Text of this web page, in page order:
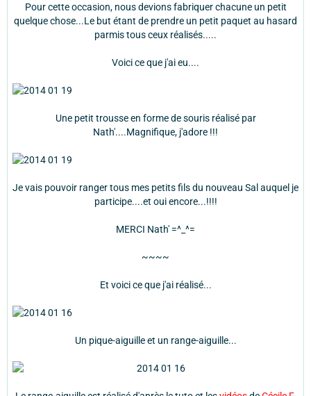
Pour cette occasion, nous devions fabriquer chacune un petit
quelque chose...Le but étant de prendre un petit paquet au hasard
parmis tous ceux réalisés.....
Voici ce que j'ai eu....
Une petit trousse en forme de souris réalisé par
Nath'....Magnifique, j'adore !!!
Je vais pouvoir ranger tous mes petits fils du nouveau Sal auquel je
participe....et oui encore...!!!!
MERCI Nath' =^_^=
~~~~
Et voici ce que j'ai réalisé...
Un pique-aiguille et un range-aiguille...